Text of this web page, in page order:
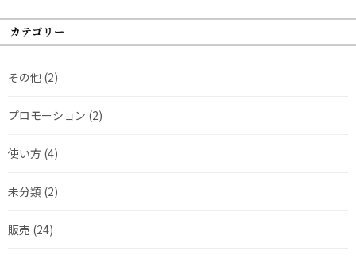
カテゴリー
その他 (2)
プロモーション (2)
使い方 (4)
未分類 (2)
販売 (24)